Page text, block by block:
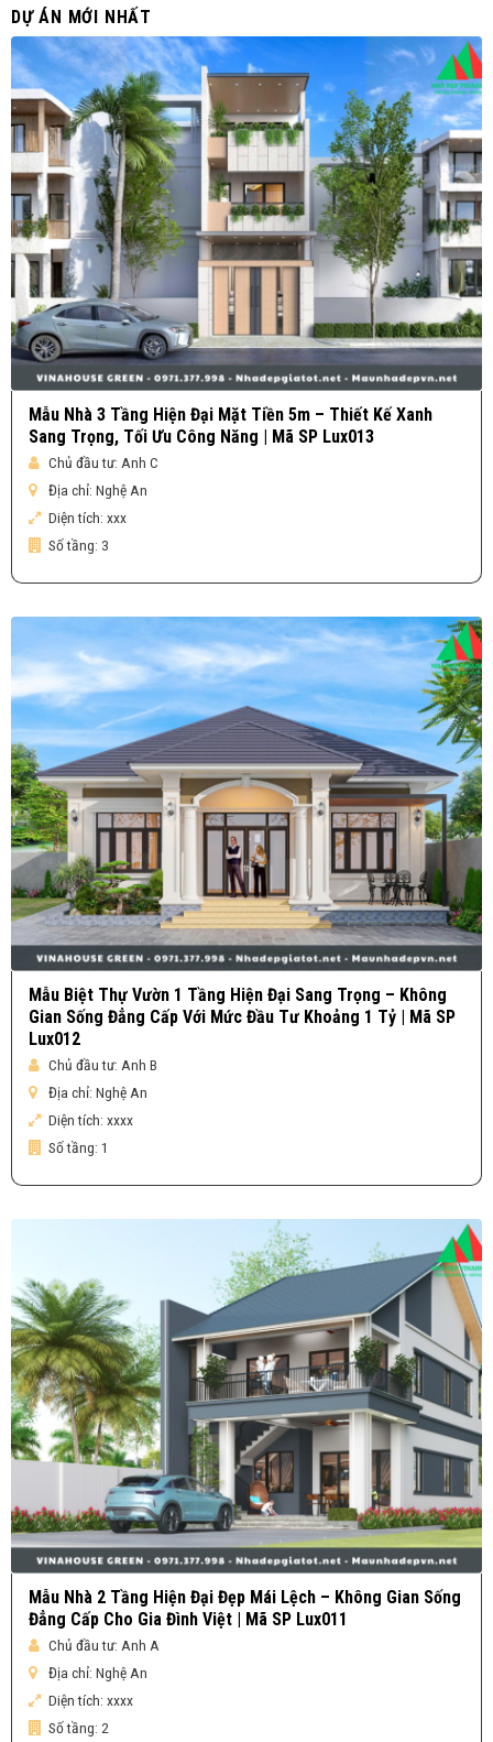
DỰ ÁN MỚI NHẤT
Mẫu Nhà 3 Tầng Hiện Đại Mặt Tiền 5m – Thiết Kế Xanh
Sang Trọng, Tối Ưu Công Năng | Mã SP Lux013
Chủ đầu tư: Anh C
Địa chỉ: Nghệ An
Diện tích: xxx
Số tầng: 3
Mẫu Biệt Thự Vườn 1 Tầng Hiện Đại Sang Trọng – Không
Gian Sống Đẳng Cấp Với Mức Đầu Tư Khoảng 1 Tỷ | Mã SP
Lux012
Chủ đầu tư: Anh B
Địa chỉ: Nghệ An
Diện tích: xxxx
Số tầng: 1
Mẫu Nhà 2 Tầng Hiện Đại Đẹp Mái Lệch – Không Gian Sống
Đẳng Cấp Cho Gia Đình Việt | Mã SP Lux011
Chủ đầu tư: Anh A
Địa chỉ: Nghệ An
Diện tích: xxxx
Số tầng: 2